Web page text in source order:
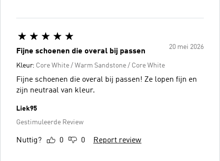
20 mei 2026
Fijne schoenen die overal bij passen
Kleur: Core White / Warm Sandstone / Core White
Fijne schoenen die overal bij passen! Ze lopen fijn en
zijn neutraal van kleur.
Liek95
Gestimuleerde Review
Nuttig? 0 0 Report review